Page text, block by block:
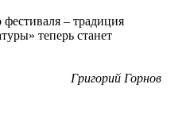
– традиция
теперь станет
Григорий Горнов